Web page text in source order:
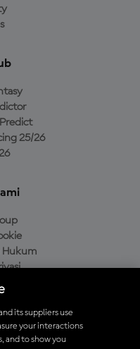
25/26
Hukum
MotoGP™
its suppliers use
your interactions
and to show you